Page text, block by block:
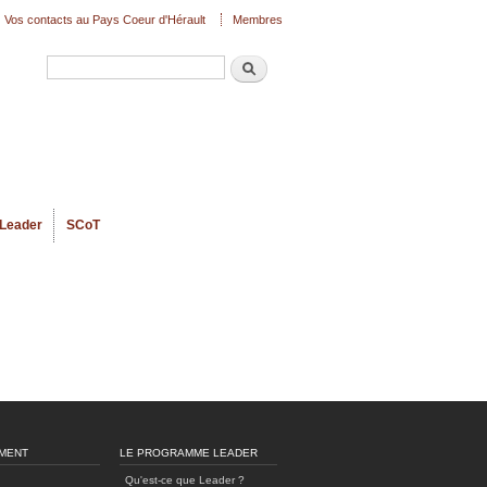
Recherche
Leader SCoT
Vos contacts au Pays Coeur d'Hérault Membres
LE PROGRAMME LEADER
Qu'est-ce que Leader ?